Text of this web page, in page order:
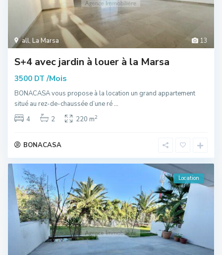
13
all, La Marsa
S+4 avec jardin à louer à la Marsa
3500 DT/Mois
BONACASA vous propose à la location un grand appartement
situé au rez-de-chaussée d’une ré...
4
2 220 m2
BONACASA
Location